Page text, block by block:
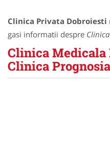
Clinica Privata Dobroiesti
gasi informatii despre
Clinica Medicala
Clinica Prognosia